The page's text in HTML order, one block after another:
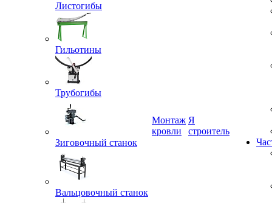
Листогибы
Гильотины
Трубогибы
Зиговочный станок
Вальцовочный станок